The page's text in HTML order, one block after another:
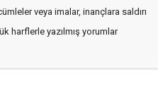
veya imalar, inançlara saldırı
harflerle yazılmış yorumlar